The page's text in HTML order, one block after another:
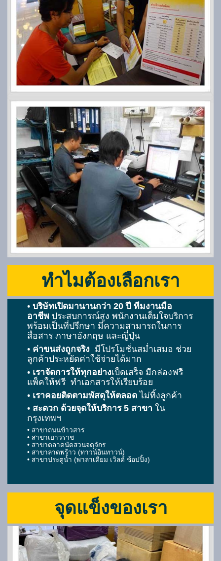
ทำไมต้องเลือกเรา
• บริษัทเปิดมานานกว่า 20 ปี ทีมงานมือ
อาชีพ ประสบการณ์สูง พนักงานเต็มใจบริการ
พร้อมเป็นที่ปรึกษา มีความสามารถในการ
สื่อสาร ภาษาอังกฤษ และญี่ปุ่น
• ค่าขนส่งถูกจริง มีโปรโมชั่นสม่ำเสมอ ช่วย
ลูกค้าประหยัดค่าใช้จ่ายได้มาก
• เราจัดการให้ทุกอย่างเบ็ดเสร็จ มีกล่องฟรี
แพ็คให้ฟรี ทำเอกสารให้เรียบร้อย
• เราคอยติดตามพัสดุให้ตลอด ไม่ทิ้งลูกค้า
• สะดวก ด้วยจุดให้บริการ 5 สาขา ใน
กรุงเทพฯ
• สาขาถนนข้าวสาร
• สาขาเยาวราช
• สาขาตลาดนัดสวนจตุจักร
• สาขาลาดพร้าว (ทาวน์อินทาวน์)
• สาขาประตูน้ำ (พาลาเดียม เวิลด์ ช้อปปิ้ง)
จุดแข็งของเรา